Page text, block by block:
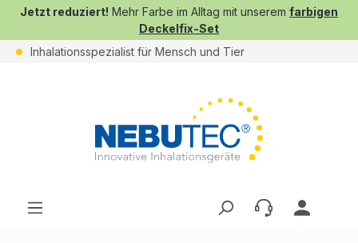
Jetzt reduziert! Mehr Farbe im Alltag mit unserem farbigen
Deckelfix-Set
Inhalationsspezialist für Mensch und Tier